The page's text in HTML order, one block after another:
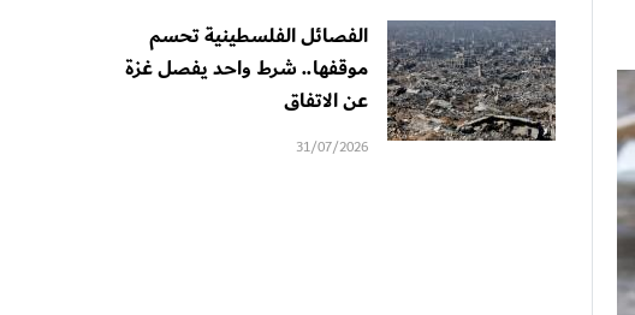
الفصائل الفلسطينية تحسم
موقفها.. شرط واحد يفصل غزة
عن الاتفاق
31/07/2026